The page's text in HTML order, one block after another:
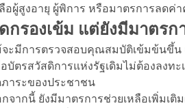
อผู้สูงอายุ ผู้พิการ หรือมาตรการลดค่
กรองเข้ม แต่ยังมีมาตรก
ะมีการตรวจสอบคุณสมบัติเข้มข้นขึ้น
บัตรสวัสดิการแห่งรัฐเดิมไม่ต้องลงท
าระของประชาชน
จากนี้ ยังมีมาตรการช่วยเหลือเพิ่มเ